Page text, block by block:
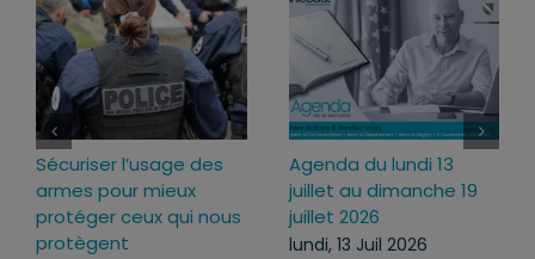
Loi d’urgence agricole :
pourquoi j’ai voté pour
ce texte
mercredi, 22 Juil 2026
Projet de loi RIPOST :
des réponses fermes
face aux atteintes à
l’ordre public du